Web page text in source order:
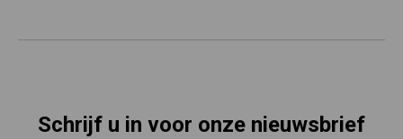
Schrijf u in voor onze nieuwsbrief